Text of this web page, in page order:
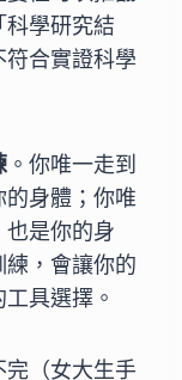
學研究結
合實證科學
。你唯一走到
身體；你唯
是你的身
，會讓你的
具選擇。
（女大生手